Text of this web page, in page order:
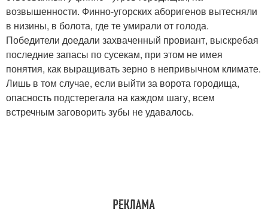
возвышенности. Финно-угорских аборигенов вытесняли
в низины, в болота, где те умирали от голода.
Победители доедали захваченный провиант, выскребая
последние запасы по сусекам, при этом не имея
понятия, как выращивать зерно в непривычном климате.
Лишь в том случае, если выйти за ворота городища,
опасность подстерегала на каждом шагу, всем
встречным заговорить зубы не удавалось.